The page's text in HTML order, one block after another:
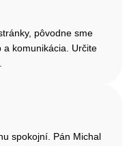
pôvodne sme
a komunikácia. Určite
spokojní. Pán Michal